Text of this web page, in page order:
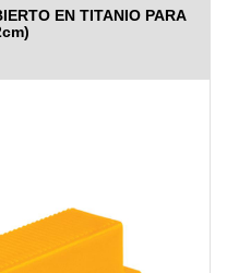
EN TITANIO PARA